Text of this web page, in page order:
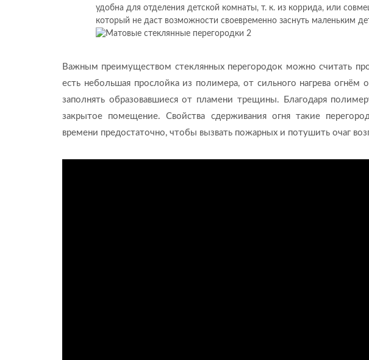
удобна для отделения детской комнаты, т. к. из коррида, или
который не даст возможности своевременно заснуть маленьким
Важным преимуществом стеклянных перегородок можно считать
есть небольшая прослойка из полимера, от сильного нагрева огнём
заполнять образовавшиеся от пламени трещины. Благодаря
закрытое помещение. Свойства сдерживания огня такие
времени предостаточно, чтобы вызвать пожарных и потушить очаг